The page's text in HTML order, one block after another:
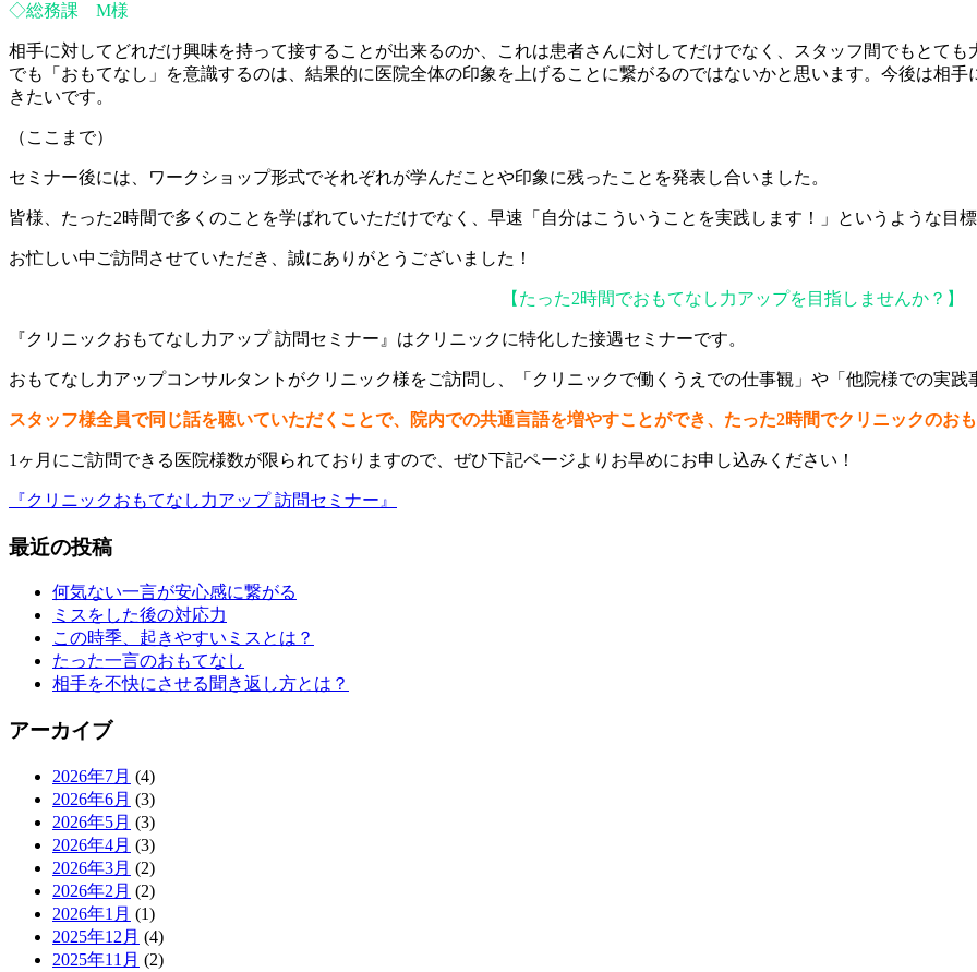
◇総務課 M様
相手に対してどれだけ興味を持って接することが出来るのか、これは患者さんに対してだけでなく、スタッフ間でもとて
でも「おもてなし」を意識するのは、結果的に医院全体の印象を上げることに繋がるのではないかと思います。今後は相
きたいです。
（ここまで）
セミナー後には、ワークショップ形式でそれぞれが学んだことや印象に残ったことを発表し合いました。
皆様、たった2時間で多くのことを学ばれていただけでなく、早速「自分はこういうことを実践します！」というような目
お忙しい中ご訪問させていただき、誠にありがとうございました！
【たった2時間でおもてなし力アップを目指しませんか？】
『クリニックおもてなし力アップ 訪問セミナー』はクリニックに特化した接遇セミナーです。
おもてなし力アップコンサルタントがクリニック様をご訪問し、「クリニックで働くうえでの仕事観」や「他院様での実践
スタッフ様全員で同じ話を聴いていただくことで、院内での共通言語を増やすことができ、たった2時間でクリニックのお
1ヶ月にご訪問できる医院様数が限られておりますので、ぜひ下記ページよりお早めにお申し込みください！
『クリニックおもてなし力アップ 訪問セミナー』
最近の投稿
何気ない一言が安心感に繋がる
ミスをした後の対応力
この時季、起きやすいミスとは？
たった一言のおもてなし
相手を不快にさせる聞き返し方とは？
アーカイブ
2026年7月 (4)
2026年6月 (3)
2026年5月 (3)
2026年4月 (3)
2026年3月 (2)
2026年2月 (2)
2026年1月 (1)
2025年12月 (4)
2025年11月 (2)